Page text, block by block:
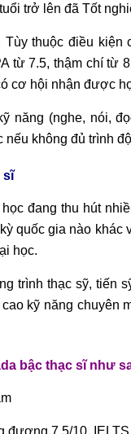
trở lên đã Tốt
thuộc điều
từ 7.5, thậm chí từ
cơ hội nhận được
năng (nghe, nói,
không đủ trình
sĩ
đang thu hút
quốc gia nào
học.
trình thạc sỹ, tiến
kỹ năng
bậc thạc sĩ như
đương 7.5/10,